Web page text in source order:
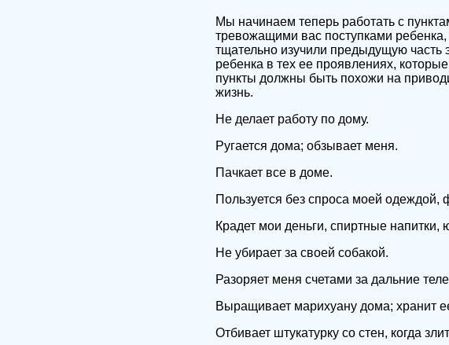
Мы начинаем теперь работать с
тревожащими вас поступками
тщательно изучили предыдущую часть
ребенка в тех ее проявлениях,
пункты должны быть похожи на
жизнь.
Не делает работу по дому.
Ругается дома; обзывает меня.
Пачкает все в доме.
Пользуется без спроса моей одеждой,
Крадет мои деньги, спиртные
Не убирает за своей собакой.
Разоряет меня счетами за дальние
Выращивает марихуану дома; хранит
Отбивает штукатурку со стен, когда